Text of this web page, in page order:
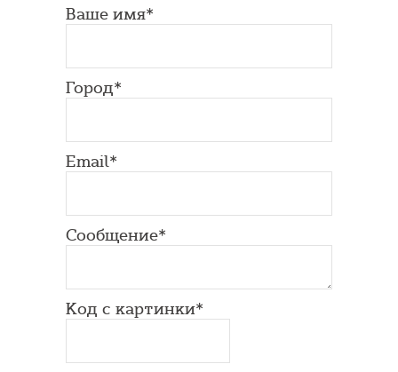
Ваше имя*
Город*
Email*
Сообщение*
Код с картинки*